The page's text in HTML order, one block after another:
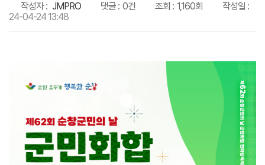
작성자 : JMPRO 댓글 : 0건 조회 : 1,160회
작성일 :
24-04-24 13:48